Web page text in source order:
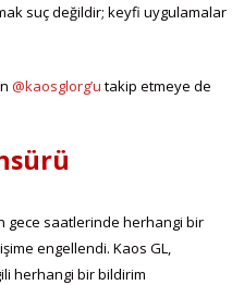
suç değildir; keyfi uygulamalar
@kaosglorg’u takip etmeye de
gece saatlerinde herhangi bir
engellendi. Kaos GL,
herhangi bir bildirim